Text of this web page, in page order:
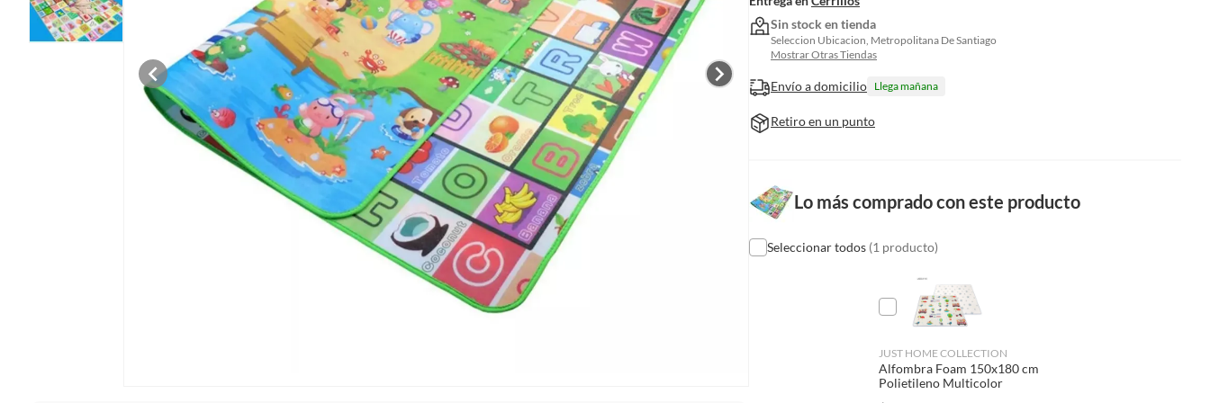
Sin stock en tienda
Seleccion Ubicacion, Metropolitana De Santiago
Mostrar Otras Tiendas
Envío a domicilio Llega mañana
Retiro en un punto
Lo más comprado con este producto
Seleccionar todos (1 producto)
JUST HOME COLLECTION
Alfombra Foam 150x180 cm
Polietileno Multicolor